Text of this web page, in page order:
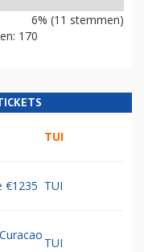
6% (11 stemmen)
170
TUI
€1235 TUI
TUI